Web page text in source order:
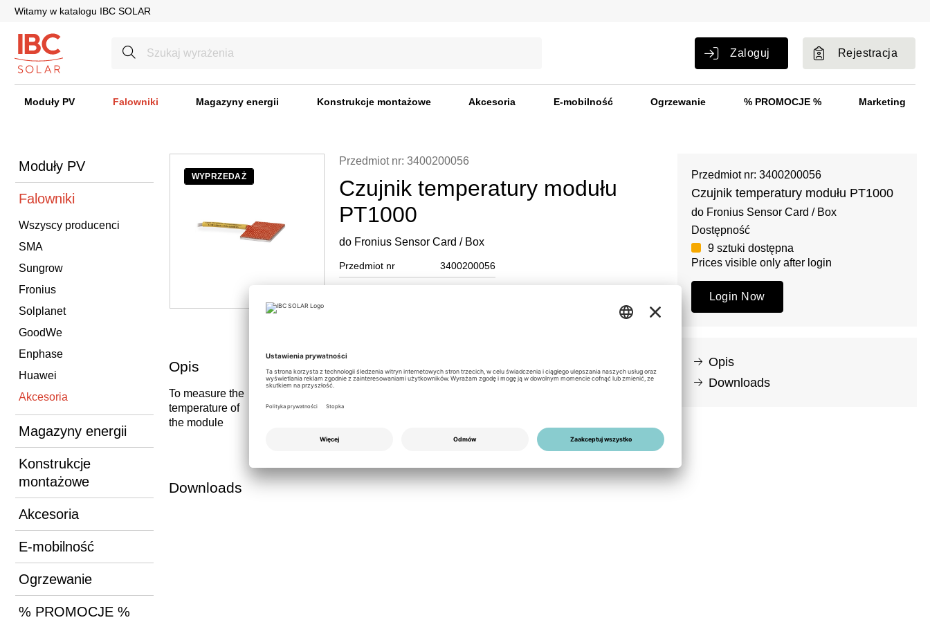
Witamy w katalogu IBC SOLAR
Zaloguj Rejestracja
Moduły PV Falowniki Magazyny energii Konstrukcje montażowe Akcesoria E-mobilność Ogrzewanie % PROMOCJE % Marketing
Moduły PV
Falowniki
Wszyscy producenci
SMA
Sungrow
Fronius
Solplanet
GoodWe
Enphase
Huawei
Akcesoria
Magazyny energii
Konstrukcje
montażowe
Akcesoria
E-mobilność
Ogrzewanie
% PROMOCJE %
WYPRZEDAŻ
Przedmiot nr: 3400200056
Czujnik temperatury modułu
PT1000
do Fronius Sensor Card / Box
Przedmiot nr 3400200056
Opis
To measure the
temperature of
the module
Downloads
Przedmiot nr: 3400200056
Czujnik temperatury modułu PT1000
do Fronius Sensor Card / Box
Dostępność
9 sztuki dostępna
Prices visible only after login
Login Now
Opis
Downloads